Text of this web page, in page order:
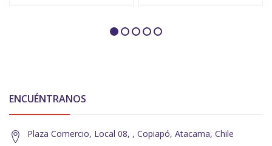
ENCUÉNTRANOS
Plaza Comercio, Local 08, , Copiapó, Atacama, Chile